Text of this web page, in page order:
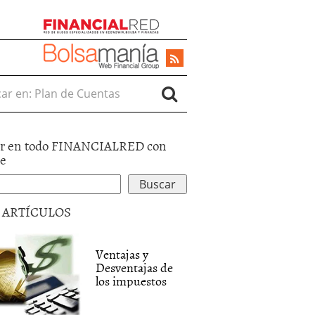
en:
en todo FINANCIALRED con
ARTÍCULOS
Ventajas y
Desventajas de
los impuestos